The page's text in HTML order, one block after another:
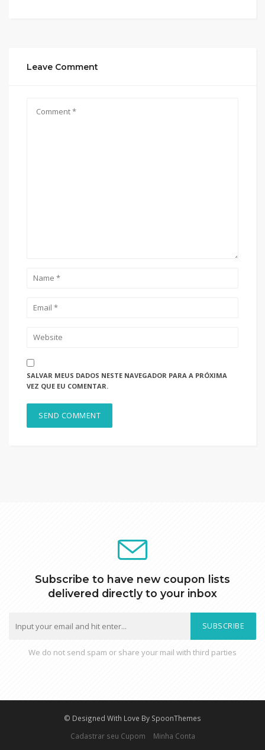
Leave Comment
SALVAR MEUS DADOS NESTE NAVEGADOR PARA A PRÓXIMA
VEZ QUE EU COMENTAR.
Subscribe to have new coupon lists
delivered directly to your inbox
SUBSCRIBE
We do not send spam or share your mail with third parties
© Designed With Love By SpoonThemes
Cadastrar seu Cupom
Minha Conta